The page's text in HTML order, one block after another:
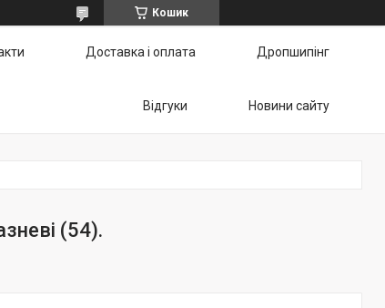
Кошик
Доставка і оплата Дропшипінг
Відгуки Новини сайту
(54).